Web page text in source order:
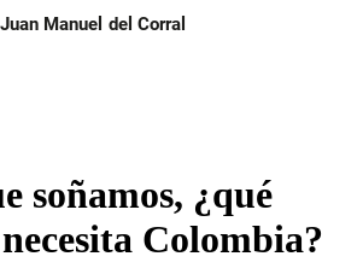
Juan Manuel del Corral
soñamos, ¿qué
Colombia?